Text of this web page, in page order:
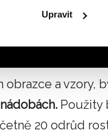
Upravit
a vzory,
Použity
20 odrůd